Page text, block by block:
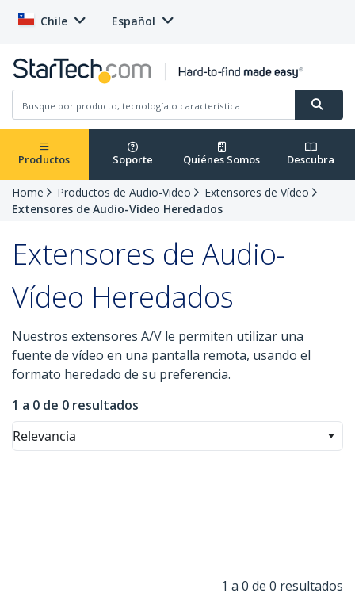
Chile Español
Productos Soporte Quiénes Somos Descubra
Home Productos de Audio-Video
Extensores de Vídeo
Extensores de Audio-Vídeo Heredados
Extensores de Audio-
Vídeo Heredados
Nuestros extensores A/V le permiten utilizar una
fuente de vídeo en una pantalla remota, usando el
formato heredado de su preferencia.
1 a 0 de 0 resultados
Relevancia
1 a 0 de 0 resultados